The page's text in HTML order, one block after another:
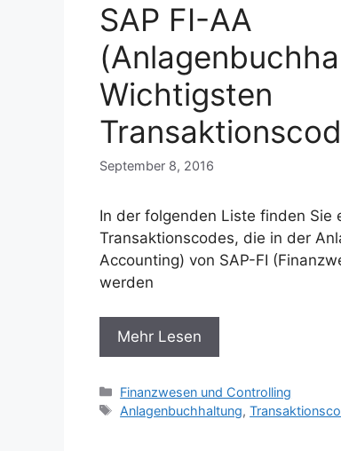
SAP FI-AA
Wichtigsten
September 8, 2016
In der folgenden Liste finden Sie
Transaktionscodes, die in der
Accounting) von SAP-FI
werden
Mehr Lesen
Categories
Finanzwesen und Controlling
Tags
Anlagenbuchhaltung,